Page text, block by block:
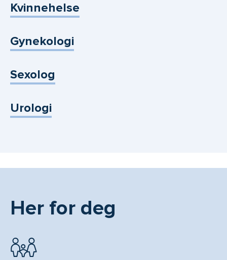
Kvinnehelse
Gynekologi
Sexolog
Urologi
Her for deg